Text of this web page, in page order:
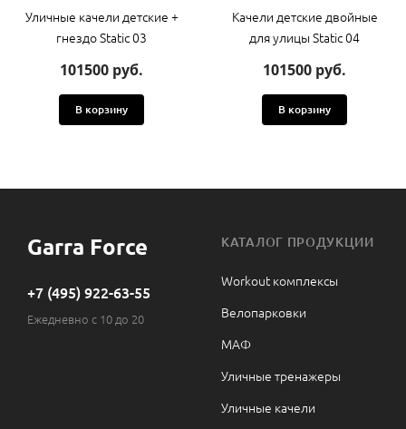
Уличные качели детские +
гнездо Static 03
101500 руб.
В корзину
Качели детские двойные
для улицы Static 04
101500 руб.
В корзину
Garra Force
+7 (495) 922-63-55
Ежедневно с 10 до 20
КАТАЛОГ ПРОДУКЦИИ
Workout комплексы
Велопарковки
МАФ
Уличные тренажеры
Уличные качели